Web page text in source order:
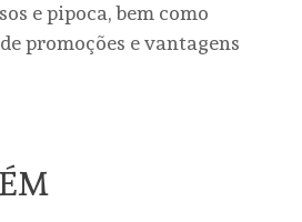
e pipoca, bem como
promoções e vantagens